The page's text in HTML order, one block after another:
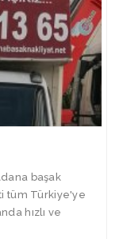
başak
tüm Türkiye'ye
hızlı ve